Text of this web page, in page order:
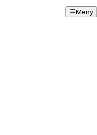
Meny